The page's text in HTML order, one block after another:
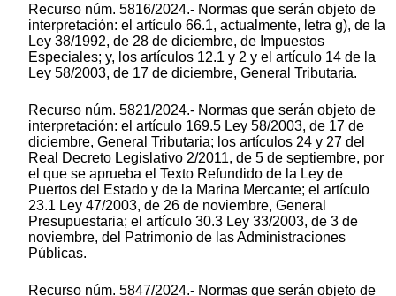
Recurso núm. 5816/2024.- Normas que serán objeto de
interpretación: el artículo 66.1, actualmente, letra g), de la
Ley 38/1992, de 28 de diciembre, de Impuestos
Especiales; y, los artículos 12.1 y 2 y el artículo 14 de la
Ley 58/2003, de 17 de diciembre, General Tributaria.
Recurso núm. 5821/2024.- Normas que serán objeto de
interpretación: el artículo 169.5 Ley 58/2003, de 17 de
diciembre, General Tributaria; los artículos 24 y 27 del
Real Decreto Legislativo 2/2011, de 5 de septiembre, por
el que se aprueba el Texto Refundido de la Ley de
Puertos del Estado y de la Marina Mercante; el artículo
23.1 Ley 47/2003, de 26 de noviembre, General
Presupuestaria; el artículo 30.3 Ley 33/2003, de 3 de
noviembre, del Patrimonio de las Administraciones
Públicas.
Recurso núm. 5847/2024.- Normas que serán objeto de